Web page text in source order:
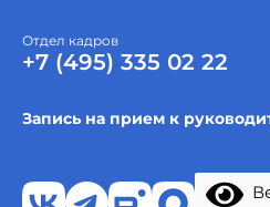
Отдел кадров
+7 (495) 335 02 22
Запись на прием к